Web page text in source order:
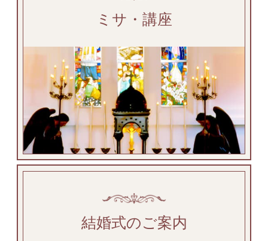
ミサ・講座
結婚式のご案内